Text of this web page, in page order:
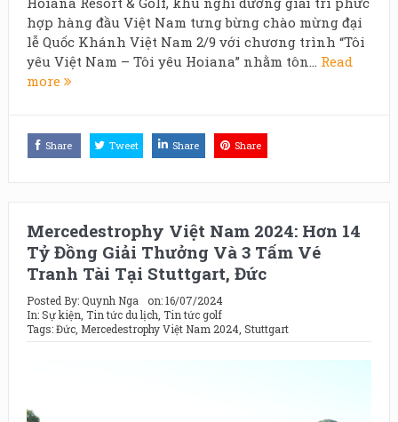
hợp hàng đầu Việt Nam tưng bừng chào mừng đại
lễ Quốc Khánh Việt Nam 2/9 với chương trình “Tôi
yêu Việt Nam – Tôi yêu Hoiana” nhằm tôn... Read
more
Share Tweet Share Share
Mercedestrophy Việt Nam 2024: Hơn 14
Tỷ Đồng Giải Thưởng Và 3 Tấm Vé
Tranh Tài Tại Stuttgart, Đức
Posted By:Quynh Nga on:16/07/2024
In:Sự kiện Tin tức du lịch Tin tức golf
Tags:Đức, Mercedestrophy Việt Nam 2024, Stuttgart